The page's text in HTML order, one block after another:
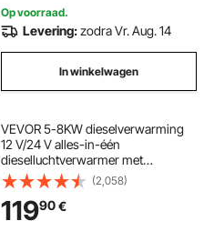
Op voorraad.
Levering:zodra Vr. Aug. 14
In winkelwagen
VEVOR 5-8KW dieselverwarming
12 V/24 V alles-in-één
dieselluchtverwarmer met
Bluetooth-app, afstandsbediening,
display en CO-alarm, snelle
verwarming, horizontale draagbare
horizontale dieselverwarming
(2,058)
11990€